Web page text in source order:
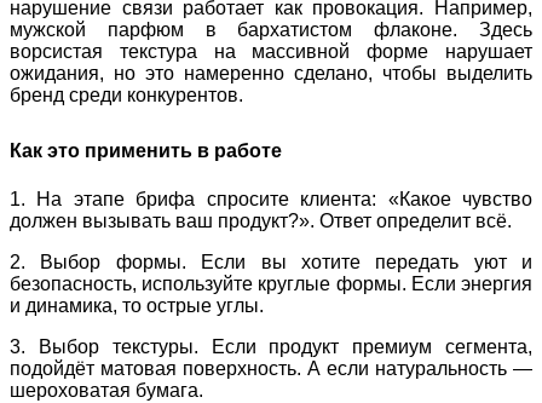
нарушение связи работает как провокация. Например,
мужской парфюм в бархатистом флаконе. Здесь
ворсистая текстура на массивной форме нарушает
ожидания, но это намеренно сделано, чтобы выделить
бренд среди конкурентов.
Как это применить в работе
1. На этапе брифа спросите клиента: «Какое чувство
должен вызывать ваш продукт?». Ответ определит всё.
2. Выбор формы. Если вы хотите передать уют и
безопасность, используйте круглые формы. Если энергия
и динамика, то острые углы.
3. Выбор текстуры. Если продукт премиум сегмента,
подойдёт матовая поверхность. А если натуральность —
шероховатая бумага.